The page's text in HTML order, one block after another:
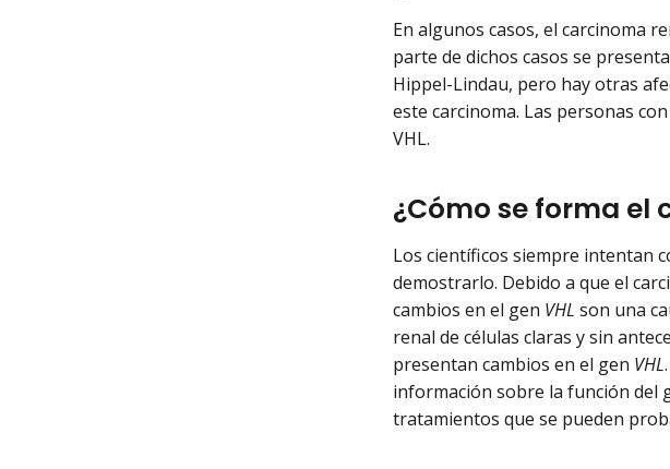
En algunos casos, el carcinoma
parte de dichos casos se
Hippel-Lindau, pero hay otras
este carcinoma. Las personas
VHL.
¿Cómo se forma el
Los científicos siempre intentan
demostrarlo. Debido a que el
cambios en el gen VHL son una
renal de células claras y sin
presentan cambios en el gen VHL
información sobre la función del
tratamientos que se pueden